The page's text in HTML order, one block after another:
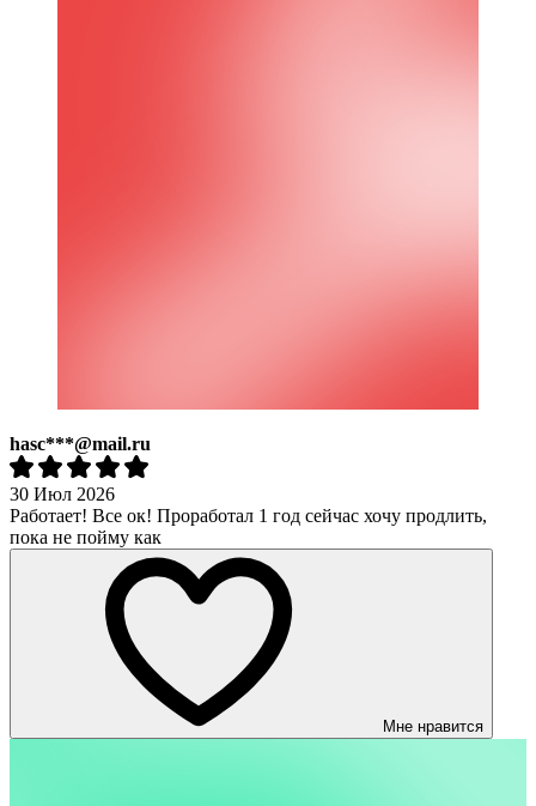
hasc***@mail.ru
30 Июл 2026
Работает! Все ок! Проработал 1 год сейчас хочу продлить,
пока не пойму как
Мне нравится